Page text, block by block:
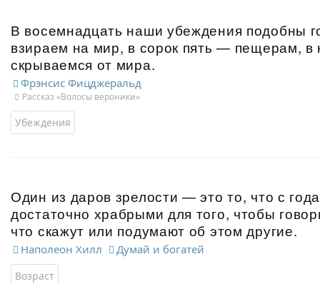
В восемнадцать наши убеждения подобны
взираем на мир, в сорок пять — пещерам, в
скрываемся от мира.
Фрэнсис Фицджеральд
Рассказ «Волосы вероники»
Убеждения
Один из даров зрелости — это то, что с
достаточно храбрыми для того, чтобы
что скажут или подумают об этом другие.
Наполеон Хилл Думай и богатей
Возраст